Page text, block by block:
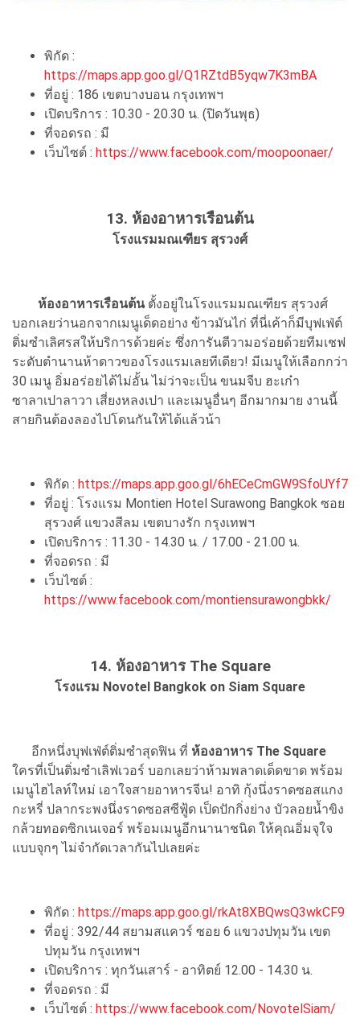
พิกัด :
https://maps.app.goo.gl/Q1RZtdB5yqw7K3mBA
ที่อยู่ : 186 เขตบางบอน กรุงเทพฯ
เปิดบริการ : 10.30 - 20.30 น. (ปิดวันพุธ)
ที่จอดรถ : มี
เว็บไซต์ : https://www.facebook.com/moopoonaer/
13. ห้องอาหารเรือนต้น
โรงแรมมณเฑียร สุรวงศ์
ห้องอาหารเรือนต้น ตั้งอยู่ในโรงแรมมณเฑียร สุรวงศ์
บอกเลยว่านอกจากเมนูเด็ดอย่าง ข้าวมันไก่ ที่นี่เค้าก็มีบุฟเฟ่ต์
ติ่มซำเลิศรสให้บริการด้วยค่ะ ซึ่งการันตีวามอร่อยด้วยทีมเชฟ
ระดับตำนานห้าดาวของโรงแรมเลยทีเดียว! มีเมนูให้เลือกกว่า
30 เมนู อิ่มอร่อยได้ไม่อั้น ไม่ว่าจะเป็น ขนมจีบ ฮะเก๋า
ซาลาเปาลาวา เสี่ยงหลงเปา และเมนูอื่นๆ อีกมากมาย งานนี้
สายกินต้องลองไปโดนกันให้ได้แล้วน้า
พิกัด : https://maps.app.goo.gl/6hECeCmGW9SfoUYf7
ที่อยู่ : โรงแรม Montien Hotel Surawong Bangkok ซอย
สุรวงศ์ แขวงสีลม เขตบางรัก กรุงเทพฯ
เปิดบริการ : 11.30 - 14.30 น. / 17.00 - 21.00 น.
ที่จอดรถ : มี
เว็บไซต์ :
https://www.facebook.com/montiensurawongbkk/
14. ห้องอาหาร The Square
โรงแรม Novotel Bangkok on Siam Square
อีกหนึ่งบุฟเฟ่ต์ติ่มซำสุดฟิน ที่ ห้องอาหาร The Square
ใครที่เป็นติ่มซำเลิฟเวอร์ บอกเลยว่าห้ามพลาดเด็ดขาด พร้อม
เมนูไฮไลท์ใหม่ เอาใจสายอาหารจีน! อาทิ กุ้งนึ่งราดซอสแกง
กะหรี่ ปลากระพงนึ่งราดซอสซีฟู้ด เป็ดปักกิ่งย่าง บัวลอยน้ำขิง
กล้วยทอดซิกเนเจอร์ พร้อมเมนูอีกนานาชนิด ให้คุณอิ่มจุใจ
แบบจุกๆ ไม่จำกัดเวลากันไปเลยค่ะ
พิกัด : https://maps.app.goo.gl/rkAt8XBQwsQ3wkCF9
ที่อยู่ : 392/44 สยามสแควร์ ซอย 6 แขวงปทุมวัน เขต
ปทุมวัน กรุงเทพฯ
เปิดบริการ : ทุกวันเสาร์ - อาทิตย์ 12.00 - 14.30 น.
ที่จอดรถ : มี
เว็บไซต์ : https://www.facebook.com/NovotelSiam/